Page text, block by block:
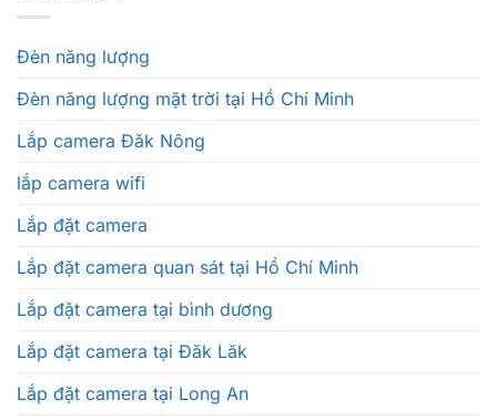
Đèn năng lượng
Đèn năng lượng mặt trời tại Hồ Chí Minh
Lắp camera Đăk Nông
lắp camera wifi
Lắp đặt camera
Lắp đặt camera quan sát tại Hồ Chí Minh
Lắp đặt camera tại bình dương
Lắp đặt camera tại Đăk Lăk
Lắp đặt camera tại Long An